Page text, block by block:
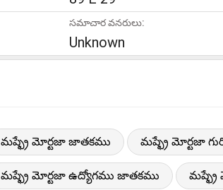
సమాచార వనరులు:
Unknown
మష్ఫ్రే మోర్టజా జాతకము మష్ఫ్రే మోర్టజా
మష్ఫ్రే మోర్టజా ఉద్యోగము జాతకము మష్ఫ్రే